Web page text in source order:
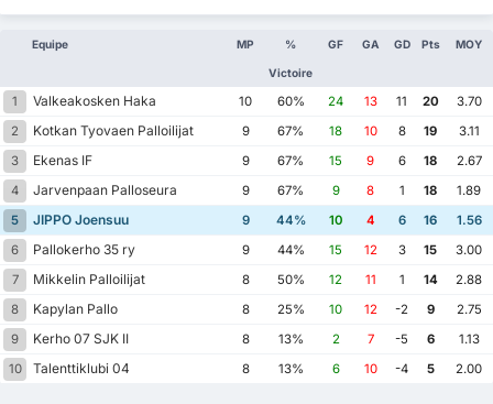
Equipe MP %
Victoire
GF GA GD Pts MOY
1 Valkeakosken Haka 10 60% 24 13 11 20
3.70
2
Kotkan Tyovaen Palloilijat 9 67% 18 10 8 19
3.11
3
Ekenas IF 9 67% 15 9 6 18
2.67
4
Jarvenpaan Palloseura 9 67% 9 8 1 18
1.89
5
JIPPO Joensuu 9 44% 10 4 6 16
1.56
6
Pallokerho 35 ry 9 44% 15 12 3 15
3.00
7
Mikkelin Palloilijat 8 50% 12 11 1 14
2.88
8
Kapylan Pallo 8 25% 10 12 -2 9
2.75
9
Kerho 07 SJK II 8 13% 2 7 -5 6
1.13
10
Talenttiklubi 04 8 13% 6 10 -4 5 2.00